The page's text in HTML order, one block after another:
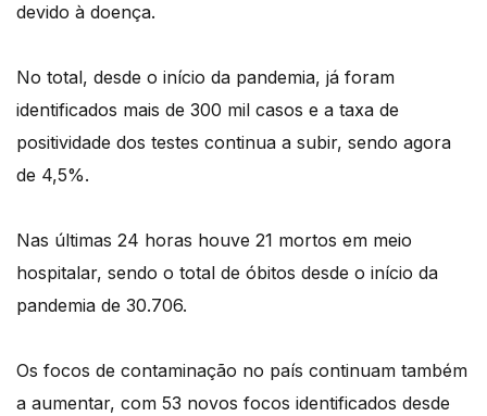
devido à doença.
No total, desde o início da pandemia, já foram
identificados mais de 300 mil casos e a taxa de
positividade dos testes continua a subir, sendo agora
de 4,5%.
Nas últimas 24 horas houve 21 mortos em meio
hospitalar, sendo o total de óbitos desde o início da
pandemia de 30.706.
Os focos de contaminação no país continuam também
a aumentar, com 53 novos focos identificados desde